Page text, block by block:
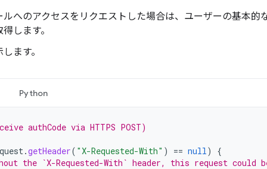
ルへのアクセスをリクエストした場合は、ユーザーの基本的
します。
ます。
Python
authCode via HTTPS POST)
.getHeader( "X-Requested-With" ) == null)
{
the `X-Requested-With` header, this request could